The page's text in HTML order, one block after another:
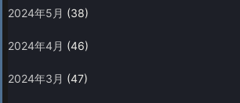
2024年5月 (38)
2024年4月 (46)
2024年3月 (47)